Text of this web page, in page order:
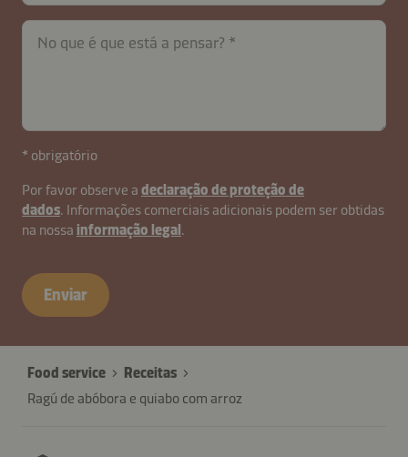
No que é que está a pensar?
* obrigatório
Por favor observe a declaração de proteção de
dados. Informações comerciais adicionais podem ser obtidas
na nossa informação legal.
B2B-
26621-
Enviar
Food service
Receitas
Ragú de abóbora e quiabo com arroz